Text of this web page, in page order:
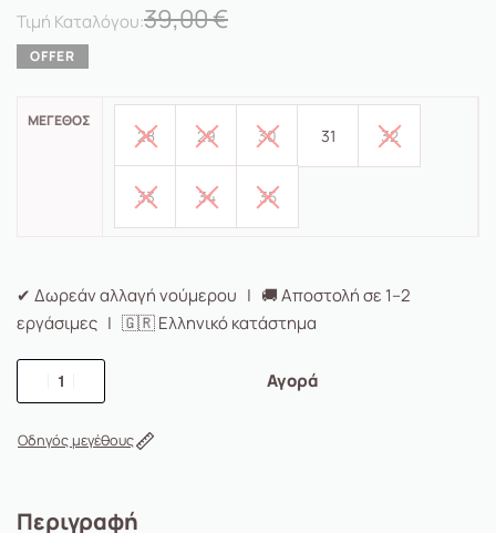
39,00€
ΜΈΓΕΘΟΣ
28 29 30 31 32
33 34 35
✔ Δωρεάν αλλαγή νούμερου | 🚚 Αποστολή σε 1–2
εργάσιμες | 🇬🇷 Ελληνικό κατάστημα
Αγορά
Οδηγός μεγέθους
Περιγραφή